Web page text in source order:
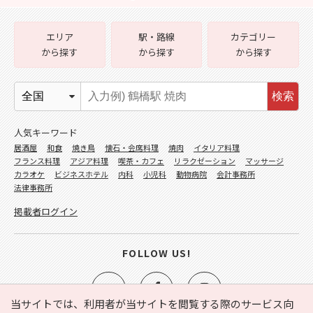
当サイトでは、利用者が当サイトを閲覧する際のサービス向
エリア
から探す
駅・路線
から探す
カテゴリー
から探す
検索
人気キーワード
居酒屋 和食 焼き鳥 懐石・会席料理 焼肉
イタリア料理
フランス料理
アジア料理 喫茶・カフェ リラクゼーション
マッサージ
カラオケ
ビジネスホテル 内科 小児科 動物病院
会計事務所
法律事務所
掲載者ログイン
FOLLOW US!